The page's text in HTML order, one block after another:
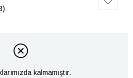
kalmamıştır.